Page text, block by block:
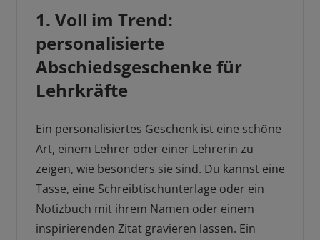
1. Voll im Trend:
personalisierte
Abschiedsgeschenke für
Lehrkräfte
Ein personalisiertes Geschenk ist eine schöne
Art, einem Lehrer oder einer Lehrerin zu
zeigen, wie besonders sie sind. Du kannst eine
Tasse, eine Schreibtischunterlage oder ein
Notizbuch mit ihrem Namen oder einem
inspirierenden Zitat gravieren lassen. Ein